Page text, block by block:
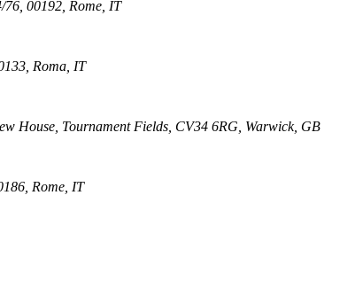
76, 00192, Rome, IT
Roma, IT
House, Tournament Fields, CV34 6RG, Warwick, GB
Rome, IT